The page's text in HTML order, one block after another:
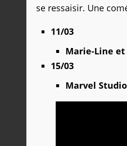
se ressaisir. Une
11/03
Marie-Line et
15/03
Marvel